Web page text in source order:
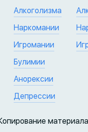
Алкоголизма
Наркомании
Игромании
Булимии
Анорексии
Депрессии